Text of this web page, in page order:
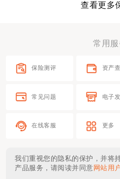
查看更多
常用服
保险测评 资产
常见问题 电子
在线客服 更多
我们重视您的隐私的保护，并将
产品服务，请阅读并同意网站用